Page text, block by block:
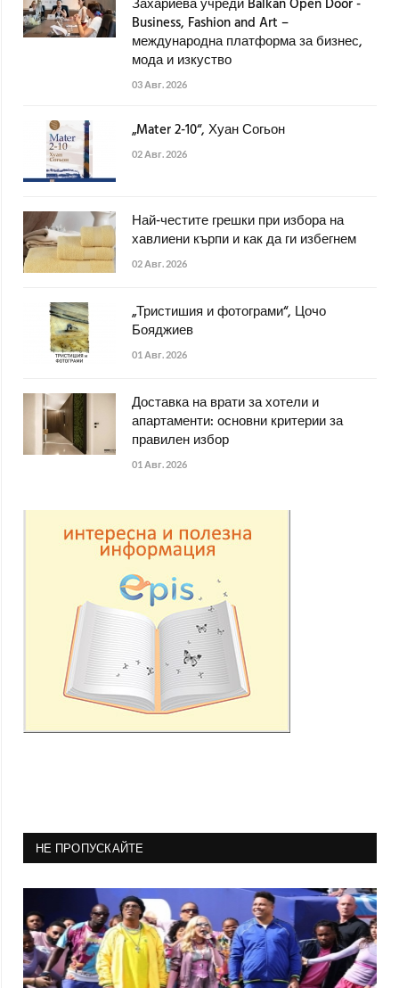
Захариева учреди Balkan Open Door -
Business, Fashion and Art –
международна платформа за бизнес,
мода и изкуство
03 Авг. 2026
„Mater 2-10“, Хуан Согьон
02 Авг. 2026
Най-честите грешки при избора на
хавлиени кърпи и как да ги избегнем
02 Авг. 2026
„Тристишия и фотограми“, Цочо
Бояджиев
01 Авг. 2026
Доставка на врати за хотели и
апартаменти: основни критерии за
правилен избор
01 Авг. 2026
НЕ ПРОПУСКАЙТЕ